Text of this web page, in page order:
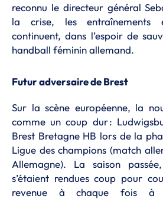
reconnu le directeur général
la crise, les entraînements
continuent, dans l’espoir de
handball féminin allemand.
Futur adversaire de Brest
Sur la scène européenne, la
comme un coup dur :
Brest Bretagne HB lors de la
Ligue des champions (match
Allemagne). La saison
s’étaient rendues coup pour
revenue à chaque fois à